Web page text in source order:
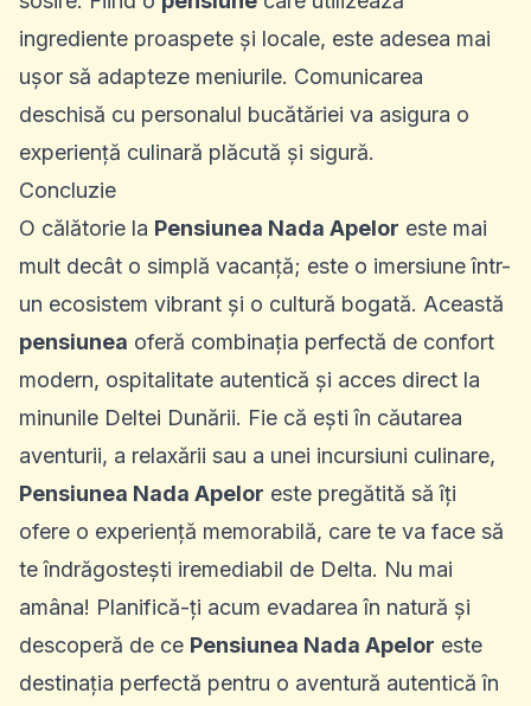
ingrediente proaspete și locale, este adesea mai
ușor să adapteze meniurile. Comunicarea
deschisă cu personalul bucătăriei va asigura o
experiență culinară plăcută și sigură.
Concluzie
O călătorie la Pensiunea Nada Apelor este mai
mult decât o simplă vacanță; este o imersiune într-
un ecosistem vibrant și o cultură bogată. Această
pensiunea oferă combinația perfectă de confort
modern, ospitalitate autentică și acces direct la
minunile Deltei Dunării. Fie că ești în căutarea
aventurii, a relaxării sau a unei incursiuni culinare,
Pensiunea Nada Apelor este pregătită să îți
ofere o experiență memorabilă, care te va face să
te îndrăgostești iremediabil de Delta. Nu mai
amâna! Planifică-ți acum evadarea în natură și
descoperă de ce Pensiunea Nada Apelor este
destinația perfectă pentru o aventură autentică în